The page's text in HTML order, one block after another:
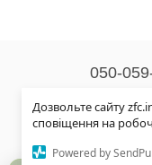
Дозвольте сайту
сповіщення на
Powered by
050-